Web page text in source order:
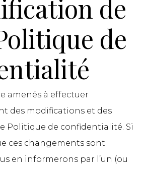
de
de
amenés à effectuer
des modifications et des
Politique de confidentialité. Si
ces changements sont
en informerons par l’un (ou